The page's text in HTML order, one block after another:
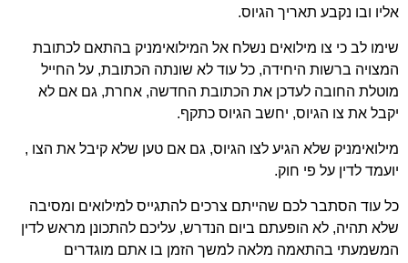
אליו ובו נקבע תאריך הגיוס.
שימו לב כי צו מילואים נשלח אל המילואימניק בהתאם לכתובת
המצויה ברשות היחידה, כל עוד לא שונתה הכתובת, על החייל
מוטלת החובה לעדכן את הכתובת החדשה, אחרת, גם אם לא
יקבל את צו הגיוס, יחשב הגיוס כתקף.
מילואימניק שלא הגיע לצו הגיוס, גם אם טען שלא קיבל את הצו ,
יועמד לדין על פי חוק.
כל עוד הסתבר לכם שהייתם צרכים להתגייס למילואים ומסיבה
שלא תהיה, לא הופעתם ביום הנדרש, עליכם להתכונן מראש לדין
המשמעתי בהתאמה מלאה למשך הזמן בו אתם מוגדרים